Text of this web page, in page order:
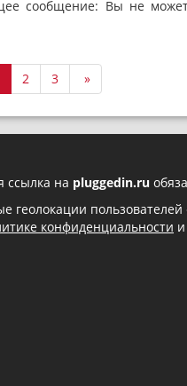
сообщение: Вы не
2 3 »
ссылка на pluggedin.ru
геолокации пользователей
конфиденциальности и